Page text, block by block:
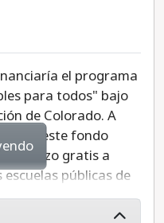
ese tiempo
como la duración de
organización antes
benéficos hasta
de juegos
entre
utilizadas por
y, a menudo,
mujeres de color.
el programa
para todos" bajo
de Colorado. A
este fondo
gratis a
públicas de
de sus ingresos.
para